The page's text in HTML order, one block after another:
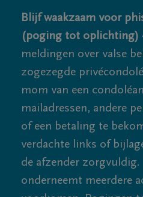
Blijf waakzaam voor
(poging tot oplichting)
meldingen over valse
zogezegde
mom van een
mailadressen, andere
of een betaling te
verdachte links of
de afzender zorgvuldig.
onderneemt meerdere